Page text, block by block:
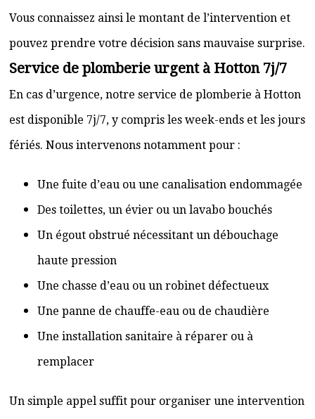
Vous connaissez ainsi le montant de l’intervention et
pouvez prendre votre décision sans mauvaise surprise.
Service de plomberie urgent à Hotton 7j/7
En cas d’urgence, notre service de plomberie à Hotton
est disponible 7j/7, y compris les week-ends et les jours
fériés. Nous intervenons notamment pour :
Une fuite d’eau ou une canalisation endommagée
Des toilettes, un évier ou un lavabo bouchés
Un égout obstrué nécessitant un débouchage
haute pression
Une chasse d’eau ou un robinet défectueux
Une panne de chauffe-eau ou de chaudière
Une installation sanitaire à réparer ou à
remplacer
Un simple appel suffit pour organiser une intervention